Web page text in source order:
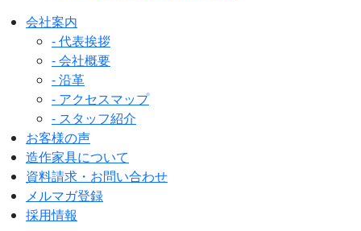
会社案内
- 代表挨拶
- 会社概要
- 沿革
- アクセスマップ
- スタッフ紹介
お客様の声
造作家具について
資料請求・お問い合わせ
メルマガ登録
採用情報